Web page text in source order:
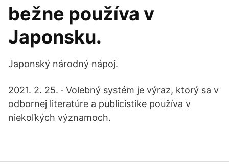
bežne používa v
Japonsku.
Japonský národný nápoj.
2021. 2. 25. · Volebný systém je výraz, ktorý sa v
odbornej literatúre a publicistike používa v
niekoľkých významoch.